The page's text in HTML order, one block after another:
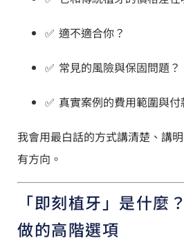
✅ 適不適合你？
✅ 常見的風險與保固問題？
✅ 真實案例的費用範圍與付
我會用最白話的方式講清楚、講
有方向。
「即刻植牙」是什麼
做的高階選項